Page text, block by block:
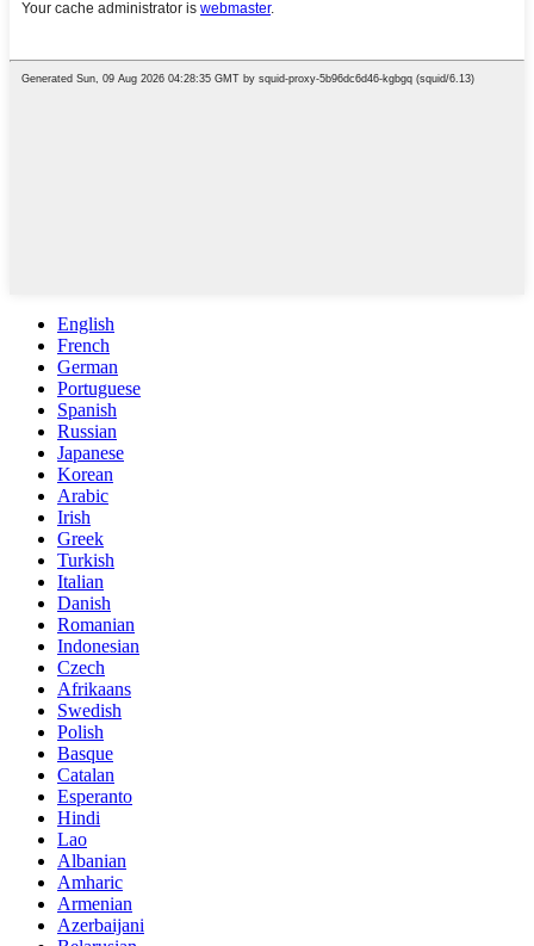
English
French
German
Portuguese
Spanish
Russian
Japanese
Korean
Arabic
Irish
Greek
Turkish
Italian
Danish
Romanian
Indonesian
Czech
Afrikaans
Swedish
Polish
Basque
Catalan
Esperanto
Hindi
Lao
Albanian
Amharic
Armenian
Azerbaijani